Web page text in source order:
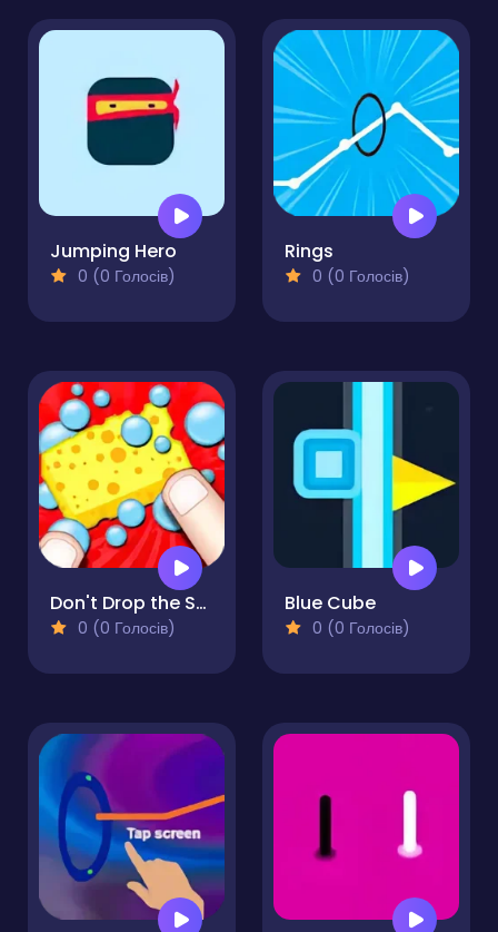
Jumping Hero
0 (0 Голосів)
Rings
0 (0 Голосів)
Don't Drop the Sponge
0 (0 Голосів)
Blue Cube
0 (0 Голосів)